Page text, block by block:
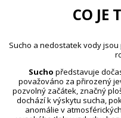
CO JE
Sucho a nedostatek vody
Sucho představuje
považováno za přirozený
pozvolný začátek, značný
dochází k výskytu sucha,
anomálie v